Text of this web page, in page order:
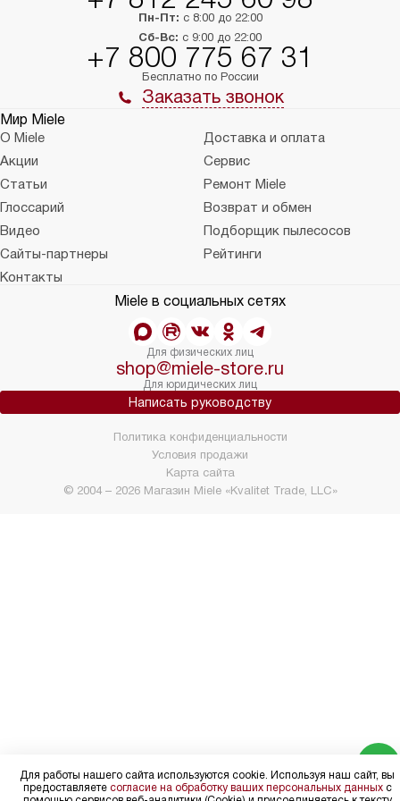
Пн-Пт: с 8:00 до 22:00
Сб-Вс: с 9:00 до 22:00
+7 800 775 67 31
Бесплатно по России
Заказать звонок
Мир Miele
О Miele
Доставка и оплата
Акции
Сервис
Статьи
Ремонт Miele
Глоссарий
Возврат и обмен
Видео
Подборщик пылесосов
Сайты-партнеры
Рейтинги
Контакты
Miele в социальных сетях
Для физических лиц
shop@miele-store.ru
Для юридических лиц
Написать руководству
© 2004 – 2026 Магазин Miele «Kvalitet Trade, LLC»
Политика конфиденциальности
Условия продажи
Карта сайта
Для работы нашего сайта используются cookie. Используя наш сайт, вы
предоставляете согласие на обработку ваших персональных данныхс